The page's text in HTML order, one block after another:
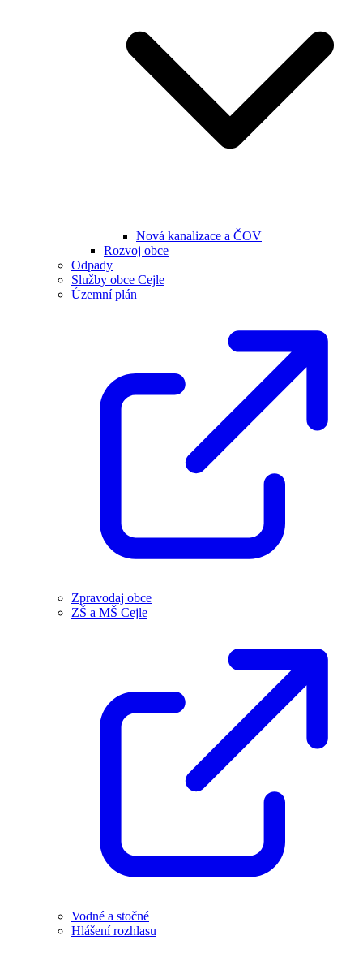
Nová kanalizace a ČOV
Rozvoj obce
Odpady
Služby obce Cejle
Územní plán
Zpravodaj obce
ZŠ a MŠ Cejle
Vodné a stočné
Hlášení rozhlasu